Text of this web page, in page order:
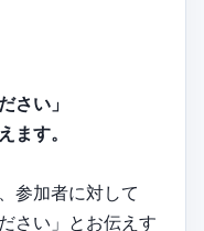
さい」
ます。
参加者に対して
さい」とお伝えす